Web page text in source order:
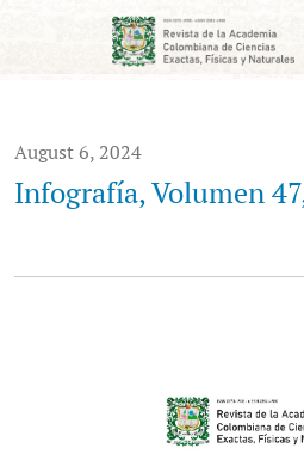
Infografía, Volumen 47, 2023
August 6, 2024
Infografía, Volumen